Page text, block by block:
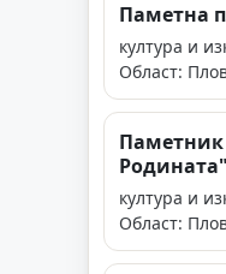
Паметна
култура и
Област:
Паметник
култура и
Област: